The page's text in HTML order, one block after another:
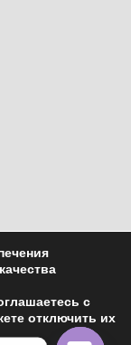
с
отключить их